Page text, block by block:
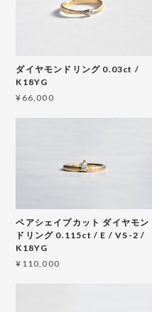
ダイヤモンドリング 0.03ct /
K18YG
¥66,000
ペアシェイプカット ダイヤモン
ドリング 0.115ct / E / VS-2 /
K18YG
¥110,000